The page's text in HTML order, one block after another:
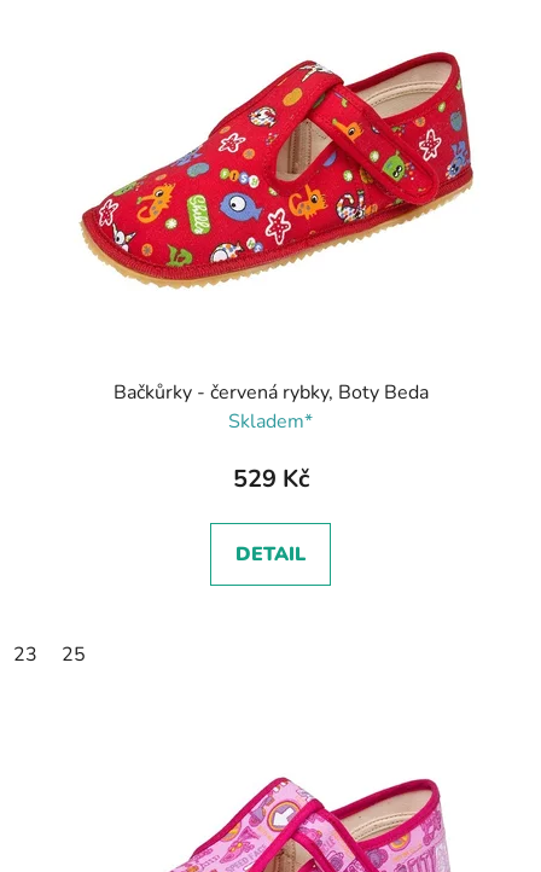
Bačkůrky - červená rybky, Boty Beda
Skladem*
529 Kč
DETAIL
23 25